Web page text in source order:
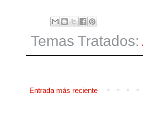
Temas Tratados:
Entrada más reciente